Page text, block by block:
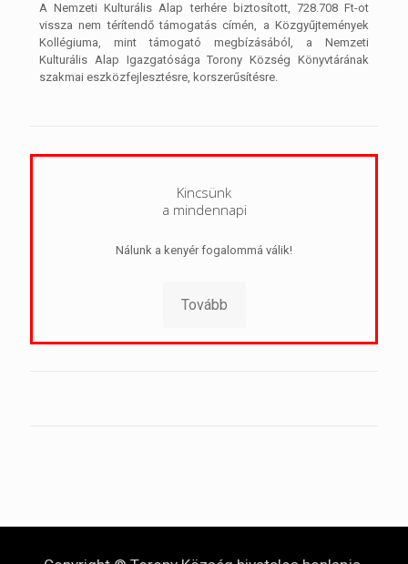
A Nemzeti Kulturális Alap terhére biztosított, 728.708 Ft-ot
vissza nem térítendő támogatás címén, a Közgyűjtemények
Kollégiuma, mint támogató megbízásából, a Nemzeti
Kulturális Alap Igazgatósága Torony Község Könyvtárának
szakmai eszközfejlesztésre, korszerűsítésre.
Kincsünk
a mindennapi
Nálunk a kenyér fogalommá válik!
Tovább